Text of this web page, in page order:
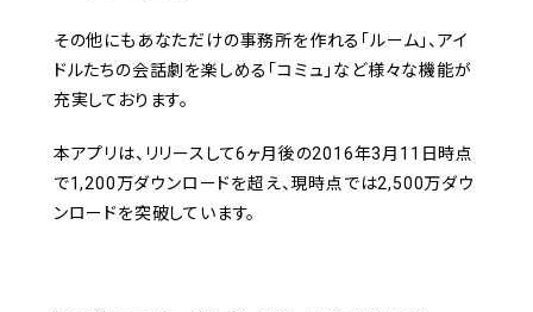
その他にもあなただけの事務所を作れる「ルーム」、アイ
ドルたちの会話劇を楽しめる「コミュ」など様々な機能が
充実しております。
本アプリは、リリースして6ヶ月後の2016年3月11日時点
で1,200万ダウンロードを超え、現時点では2,500万ダウ
ンロードを突破しています。